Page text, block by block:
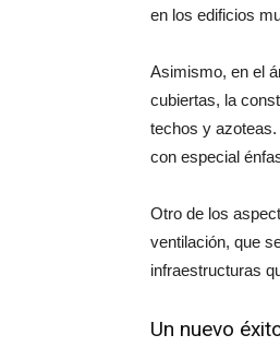
en los edificios
Asimismo, en el
cubiertas, la
techos y
con especial
Otro de los
ventilación, que
infraestructuras
Un nuevo